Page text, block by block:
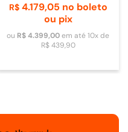
R$ 4.179,05 no boleto
ou pix
ou R$ 4.399,00em até10x de
R$ 439,90